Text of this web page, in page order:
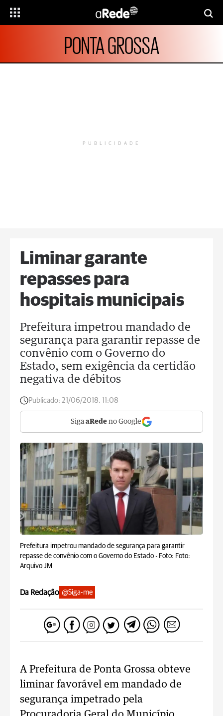
PONTA GROSSA
PUBLICIDADE
Liminar garante
repasses para
hospitais municipais
Prefeitura impetrou mandado de
segurança para garantir repasse de
convênio com o Governo do
Estado, sem exigência da certidão
negativa de débitos
Publicado: 21/06/2018, 11:08
Siga aRede no Google
Prefeitura impetrou mandado de segurança para garantir
repasse de convênio com o Governo do Estado - Foto: Foto:
Arquivo JM
Da Redação @Siga-me
A Prefeitura de Ponta Grossa obteve
liminar favorável em mandado de
segurança impetrado pela